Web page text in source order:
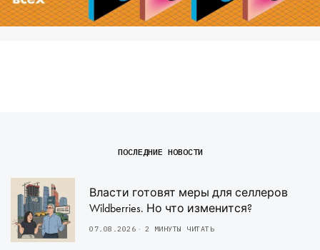
ПОСЛЕДНИЕ НОВОСТИ
Власти готовят меры для селлеров
Wildberries. Но что изменится?
07.08.2026 2 МИНУТЫ ЧИТАТЬ